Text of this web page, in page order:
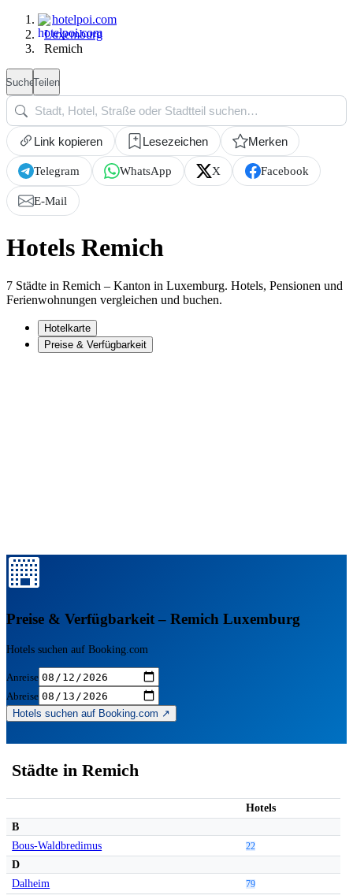
hotelpoi.com
Luxemburg
Remich
SucheTeilen
Link kopieren Lesezeichen Merken
Telegram WhatsApp X Facebook
E-Mail
Hotels Remich
7 Städte in Remich – Kanton in Luxemburg. Hotels, Pensionen und
Ferienwohnungen vergleichen und buchen.
Hotelkarte
Preise & Verfügbarkeit
Preise & Verfügbarkeit – Remich Luxemburg
Hotels suchen auf Booking.com
Anreise
Abreise
Hotels suchen auf Booking.com ↗
Städte in Remich
Hotels
B
Bous-Waldbredimus
22
D
Dalheim
79